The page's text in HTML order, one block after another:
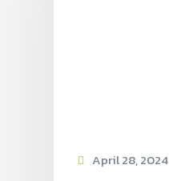
April 28, 2024